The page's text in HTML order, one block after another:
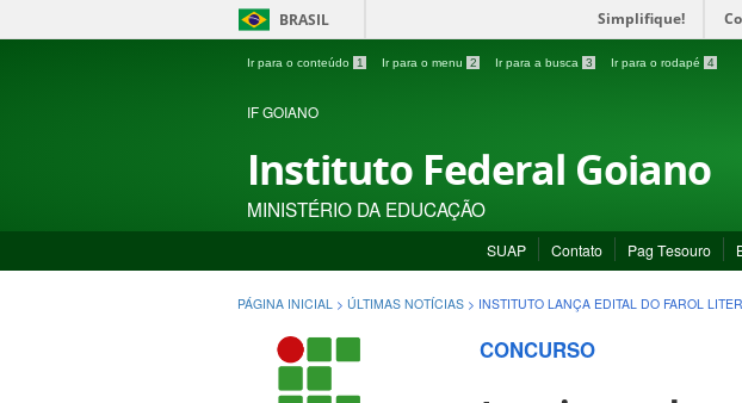
BRASIL Simplifique!
Ir para o conteúdo 1 Ir para o menu 2 Ir para a busca 3 Ir para o rodapé 4
IF GOIANO
Instituto Federal Goiano
MINISTÉRIO DA EDUCAÇÃO
SUAP Contato Pag Tesouro
PÁGINA INICIAL > ÚLTIMAS NOTÍCIAS > INSTITUTO LANÇA EDITAL DO FAROL
CONCURSO